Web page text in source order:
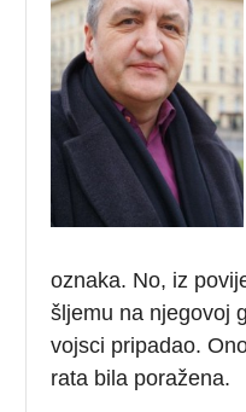
oznaka. No, iz
šljemu na njegovoj
vojsci pripadao.
rata bila poražena.